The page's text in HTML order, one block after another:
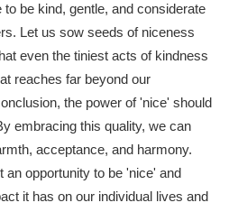
be kind, gentle, and considerate
Let us sow seeds of niceness
even the tiniest acts of kindness
reaches far beyond our
the power of 'nice' should
embracing this quality, we can
acceptance, and harmony.
opportunity to be 'nice' and
it has on our individual lives and